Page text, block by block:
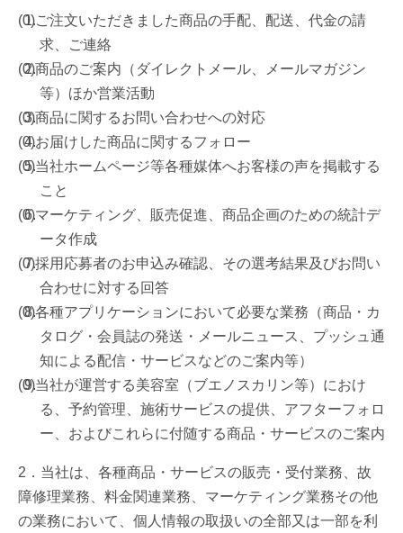
ご注文いただきました商品の手配、配送、代金の請
求、ご連絡
商品のご案内（ダイレクトメール、メールマガジン
等）ほか営業活動
商品に関するお問い合わせへの対応
お届けした商品に関するフォロー
当社ホームページ等各種媒体へお客様の声を掲載する
こと
マーケティング、販売促進、商品企画のための統計デ
ータ作成
採用応募者のお申込み確認、その選考結果及びお問い
合わせに対する回答
各種アプリケーションにおいて必要な業務（商品・カ
タログ・会員誌の発送・メールニュース、プッシュ通
知による配信・サービスなどのご案内等）
当社が運営する美容室（ブエノスカリン等）におけ
る、予約管理、施術サービスの提供、アフターフォロ
ー、およびこれらに付随する商品・サービスのご案内
2．当社は、各種商品・サービスの販売・受付業務、故
障修理業務、料金関連業務、マーケティング業務その他
の業務において、個人情報の取扱いの全部又は一部を利